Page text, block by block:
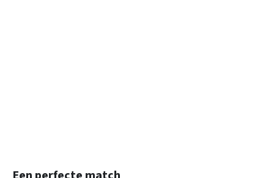
Productgalerij overslaan